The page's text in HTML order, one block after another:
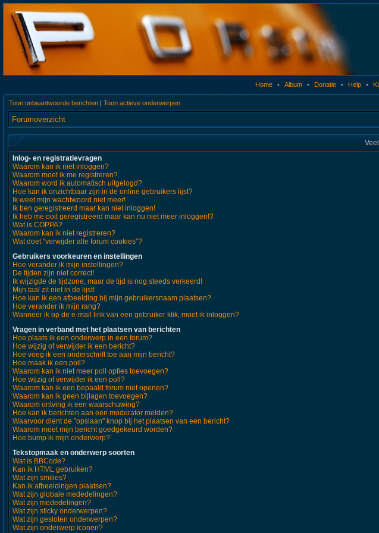
Home • Album • Donatie • Help •
Toon onbeantwoorde berichten | Toon actieve onderwerpen
Forumoverzicht
Inlog- en registratievragen
Waarom kan ik niet inloggen?
Waarom moet ik me registreren?
Waarom word ik automatisch uitgelogd?
Hoe kan ik onzichtbaar zijn in de online gebruikers lijst?
Ik weet mijn wachtwoord niet meer!
Ik ben geregistreerd maar kan niet inloggen!
Ik heb me ooit geregistreerd maar kan nu niet meer inloggen!?
Wat is COPPA?
Waarom kan ik niet registreren?
Wat doet "verwijder alle forum cookies"?
Gebruikers voorkeuren en instellingen
Hoe verander ik mijn instellingen?
De tijden zijn niet correct!
Ik wijzigde de tijdzone, maar de tijd is nog steeds verkeerd!
Mijn taal zit niet in de lijst!
Hoe kan ik een afbeelding bij mijn gebruikersnaam plaatsen?
Hoe verander ik mijn rang?
Wanneer ik op de e-mail link van een gebruiker klik, moet ik inloggen?
Vragen in verband met het plaatsen van berichten
Hoe plaats ik een onderwerp in een forum?
Hoe wijzig of verwijder ik een bericht?
Hoe voeg ik een onderschrift toe aan mijn bericht?
Hoe maak ik een poll?
Waarom kan ik niet meer poll opties toevoegen?
Hoe wijzig of verwijder ik een poll?
Waarom kan ik een bepaald forum niet openen?
Waarom kan ik geen bijlagen toevoegen?
Waarom ontving ik een waarschuwing?
Hoe kan ik berichten aan een moderator melden?
Waarvoor dient de "opslaan" knop bij het plaatsen van een bericht?
Waarom moet mijn bericht goedgekeurd worden?
Hoe bump ik mijn onderwerp?
Tekstopmaak en onderwerp soorten
Wat is BBCode?
Kan ik HTML gebruiken?
Wat zijn smilies?
Kan ik afbeeldingen plaatsen?
Wat zijn globale mededelingen?
Wat zijn mededelingen?
Wat zijn sticky onderwerpen?
Wat zijn gesloten onderwerpen?
Wat zijn onderwerp iconen?